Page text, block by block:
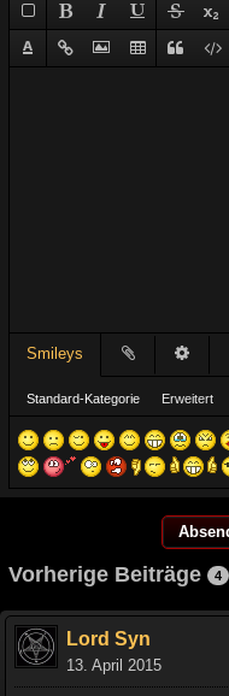
Smileys
Standard-Kategorie Erweitert
Vorherige Beiträge 4
Lord Syn
13. April 2015